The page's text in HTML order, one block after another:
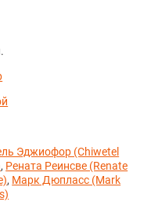
Эджиофор (Chiwetel
, Рената Реинсве (Renate
, Марк Дюпласс (Mark